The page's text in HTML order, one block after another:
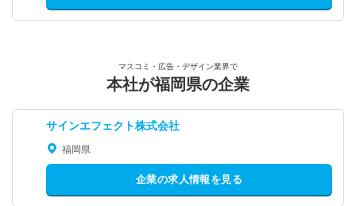
マスコミ・広告・デザイン業界で
本社が福岡県の企業
サインエフェクト株式会社
福岡県
企業の求人情報を見る